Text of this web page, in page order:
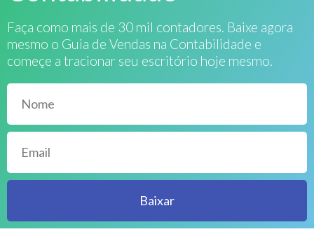
Faça como mais de 30 mil contadores. Baixe agora
mesmo o Guia de Vendas na Contabilidade e
começe a tracionar seu escritório hoje mesmo.
Baixar